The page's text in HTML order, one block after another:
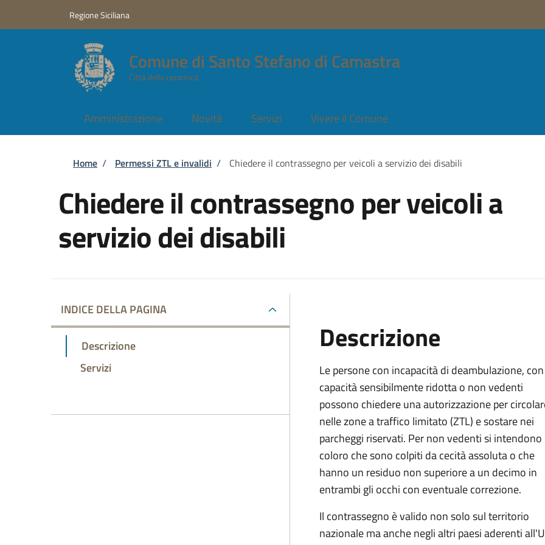
Regione Siciliana
Comune di Santo Stefano di Camastra
Città della ceramica
Amministrazione Novità Servizi Vivere il Comune
Briciole di pane
Home / Permessi ZTL e invalidi / Chiedere il contrassegno per veicoli a servizio dei disabili
Chiedere il contrassegno per veicoli a
servizio dei disabili
INDICE DELLA PAGINA
Descrizione
Servizi
Descrizione
Le persone con incapacità di deambulazione, con
capacità sensibilmente ridotta o non vedenti
possono chiedere una autorizzazione per
nelle zone a traffico limitato (ZTL) e sostare nei
parcheggi riservati. Per non vedenti si intendono
coloro che sono colpiti da cecità assoluta o che
hanno un residuo non superiore a un decimo in
entrambi gli occhi con eventuale correzione.
Il contrassegno è valido non solo sul territorio
nazionale ma anche negli altri paesi aderenti